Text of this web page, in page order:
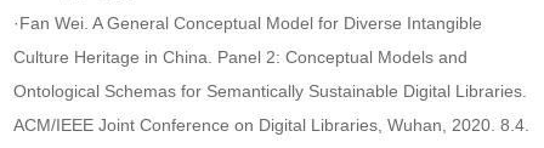
·Fan Wei. A General Conceptual Model for Diverse Intangible
Culture Heritage in China. Panel 2: Conceptual Models and
Ontological Schemas for Semantically Sustainable Digital Libraries.
ACM/IEEE Joint Conference on Digital Libraries, Wuhan, 2020. 8.4.